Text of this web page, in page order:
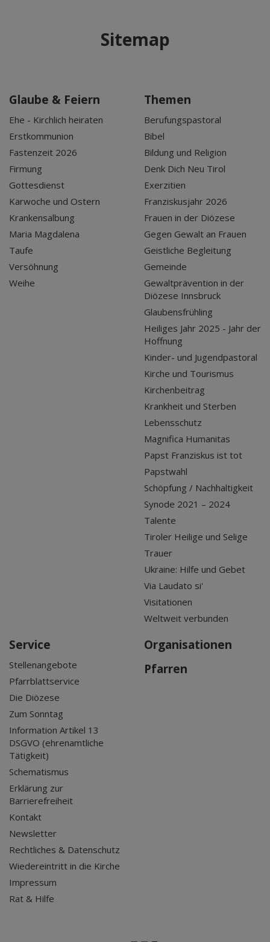
Sitemap
Glaube & Feiern
Ehe - Kirchlich heiraten
Erstkommunion
Fastenzeit 2026
Firmung
Gottesdienst
Karwoche und Ostern
Krankensalbung
Maria Magdalena
Taufe
Versöhnung
Weihe
Themen
Berufungspastoral
Bibel
Bildung und Religion
Denk Dich Neu Tirol
Exerzitien
Franziskusjahr 2026
Frauen in der Diözese
Gegen Gewalt an Frauen
Geistliche Begleitung
Gemeinde
Gewaltprävention in der
Diözese Innsbruck
Glaubensfrühling
Heiliges Jahr 2025 - Jahr der
Hoffnung
Kinder- und Jugendpastoral
Kirche und Tourismus
Kirchenbeitrag
Krankheit und Sterben
Lebensschutz
Magnifica Humanitas
Papst Franziskus ist tot
Papstwahl
Schöpfung / Nachhaltigkeit
Synode 2021 – 2024
Talente
Tiroler Heilige und Selige
Trauer
Ukraine: Hilfe und Gebet
Via Laudato si'
Visitationen
Weltweit verbunden
Service
Stellenangebote
Pfarrblattservice
Die Diözese
Zum Sonntag
Information Artikel 13
DSGVO (ehrenamtliche
Tätigkeit)
Schematismus
Erklärung zur
Barrierefreiheit
Kontakt
Newsletter
Rechtliches & Datenschutz
Wiedereintritt in die Kirche
Impressum
Rat & Hilfe
Organisationen
Pfarren